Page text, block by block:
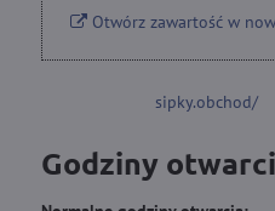
Otwórz zawartość w
sipky.obchod/
Godziny